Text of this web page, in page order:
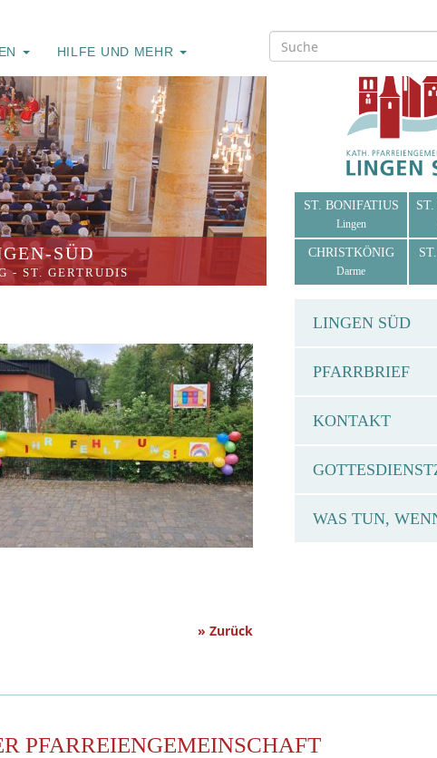
HILFE UND MEHR
SÜD
-ST. GERTRUDIS
» Zurück
ST. BONIFATIUS
Lingen
CHRISTKÖNIG
Darme
LINGEN SÜD
PFARRBRIEF
KONTAKT
WAS TUN,
PFARREIENGEMEINSCHAFT